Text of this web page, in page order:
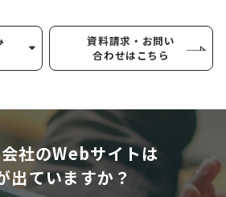
資料請求・お問い
合わせはこちら
社のWebサイトは
出ていますか？